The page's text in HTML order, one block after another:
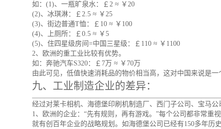
如：(1)、一瓶旷泉水：￡2 ≈ ￥20
(2)、冰琪淋：￡2.5 ≈ ￥25
(3)、街边普通T恤：￡10 ≈ ￥100
(4)、上厕所：￡0.5 ≈ ￥5
(5)、住四星级房间=中国三星级：￡110 ≈ ￥1100
2、欧洲的重工业比较有优势。
如：奔驰汽车S320：￡7万 ≈ ￥70万
由此可见，低值快速消耗品的物价相当高，这对中国来说是
九、工业制造企业的差异：
经过对莱卡相机、海德堡印刷机制造厂、西门子公司、宝马
1、欧洲的企业：“先有规则，再有游戏。”每个公司都非常
就有创百年企业的战略规划。如海德堡公司已经有150多年